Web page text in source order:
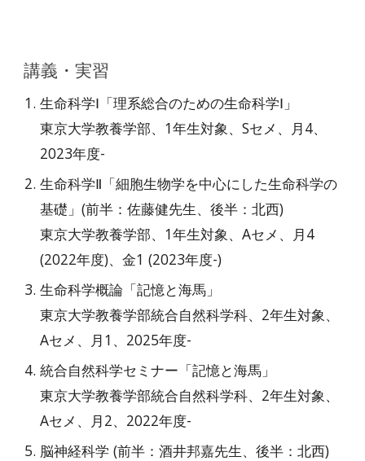
講義 ・実習
生命科学Ⅰ 「理系総合のための生命科学Ⅰ 」
東京大学教養学部、1年生対象、Sセメ、月4、
2023年度-
生命科学Ⅱ「細胞生物学を中心にした生命科学の
基礎」(前半：佐藤健先生、後半：北西)
東京大学教養学部、1年生対象、Aセメ、
月4
(2022年度)、金1 (2023年度-)
生命科学概論「記憶と海馬」
東京大学教養学部統合自然科学科、2年生対象、
Aセメ、月1、2025年度-
統合自然科学セミナー「記憶と海馬」
東京大学教養学部統合自然科学科、2年生対象、
Aセメ、月2、2022年度-
脳神経科学 (前半：酒井邦嘉先生、後半：北西)